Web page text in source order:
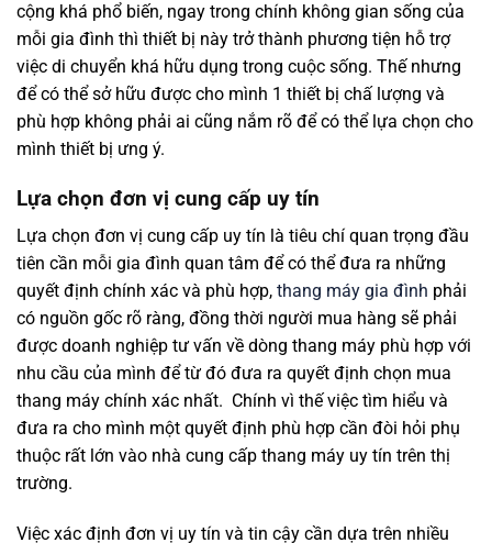
cộng khá phổ biến, ngay trong chính không gian sống của
mỗi gia đình thì thiết bị này trở thành phương tiện hỗ trợ
việc di chuyển khá hữu dụng trong cuộc sống. Thế nhưng
để có thể sở hữu được cho mình 1 thiết bị chấ lượng và
phù hợp không phải ai cũng nắm rõ để có thể lựa chọn cho
mình thiết bị ưng ý.
Lựa chọn đơn vị cung cấp uy tín
Lựa chọn đơn vị cung cấp uy tín là tiêu chí quan trọng đầu
tiên cần mỗi gia đình quan tâm để có thể đưa ra những
quyết định chính xác và phù hợp, thang máy gia đình phải
có nguồn gốc rõ ràng, đồng thời người mua hàng sẽ phải
được doanh nghiệp tư vấn về dòng thang máy phù hợp với
nhu cầu của mình để từ đó đưa ra quyết định chọn mua
thang máy chính xác nhất. Chính vì thế việc tìm hiểu và
đưa ra cho mình một quyết định phù hợp cần đòi hỏi phụ
thuộc rất lớn vào nhà cung cấp thang máy uy tín trên thị
trường.
Việc xác định đơn vị uy tín và tin cậy cần dựa trên nhiều